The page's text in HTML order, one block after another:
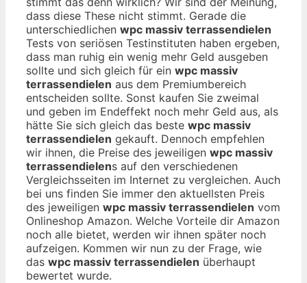
dass diese These nicht stimmt. Gerade die
unterschiedlichen wpc massiv terrassendielen
Tests von seriösen Testinstituten haben ergeben,
dass man ruhig ein wenig mehr Geld ausgeben
sollte und sich gleich für ein wpc massiv
terrassendielen aus dem Premiumbereich
entscheiden sollte. Sonst kaufen Sie zweimal
und geben im Endeffekt noch mehr Geld aus, als
hätte Sie sich gleich das beste wpc massiv
terrassendielen gekauft. Dennoch empfehlen
wir ihnen, die Preise des jeweiligen wpc massiv
terrassendielens auf den verschiedenen
Vergleichsseiten im Internet zu vergleichen. Auch
bei uns finden Sie immer den aktuellsten Preis
des jeweiligen wpc massiv terrassendielen vom
Onlineshop Amazon. Welche Vorteile dir Amazon
noch alle bietet, werden wir ihnen später noch
aufzeigen. Kommen wir nun zu der Frage, wie
das wpc massiv terrassendielen überhaupt
bewertet wurde.